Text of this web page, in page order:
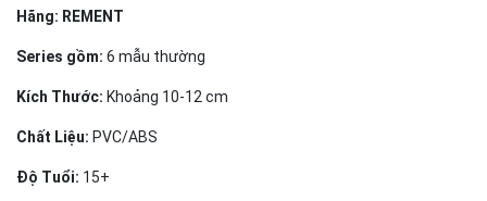
Hãng: REMENT
Series gồm: 6 mẫu thường
Kích Thước: Khoảng 10-12 cm
Chất Liệu: PVC/ABS
Độ Tuổi: 15+